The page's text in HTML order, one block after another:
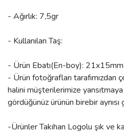
- Ağırlık: 7,5gr
- Kullanılan Taş:
- Ürün Ebatı(En-boy): 21x15mm
- Ürün fotoğrafları tarafımızdan
halini müşterilerimize yansıtmaya
gördüğünüz ürünün birebir
-Ürünler Takıhan Logolu şık ve